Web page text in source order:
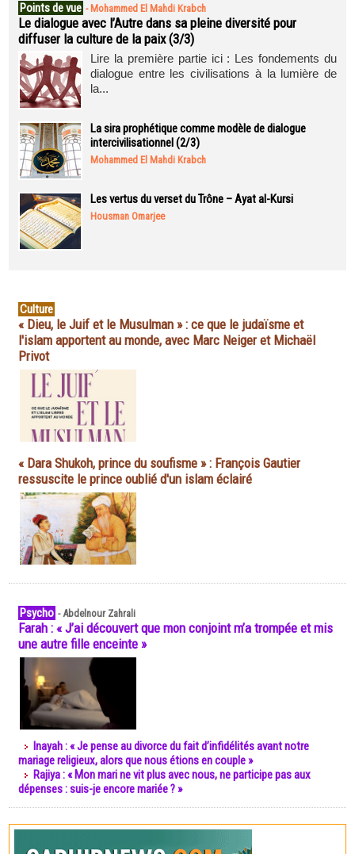
Points de vue - Mohammed El Mahdi Krabch
Le dialogue avec l’Autre dans sa pleine diversité pour
diffuser la culture de la paix (3/3)
Lire la première partie ici : Les fondements du
dialogue entre les civilisations à la lumière de
la...
La sira prophétique comme modèle de dialogue
intercivilisationnel (2/3)
Mohammed El Mahdi Krabch
Les vertus du verset du Trône – Ayat al-Kursi
Housman Omarjee
Culture
« Dieu, le Juif et le Musulman » : ce que le judaïsme et
l'islam apportent au monde, avec Marc Neiger et Michaël
Privot
« Dara Shukoh, prince du soufisme » : François Gautier
ressuscite le prince oublié d'un islam éclairé
Psycho -Abdelnour Zahrali
Farah : « J’ai découvert que mon conjoint m’a trompée et mis
une autre fille enceinte »
Inayah : « Je pense au divorce du fait d’infidélités avant notre
mariage religieux, alors que nous étions en couple »
Rajiya : « Mon mari ne vit plus avec nous, ne participe pas aux
dépenses : suis-je encore mariée ? »